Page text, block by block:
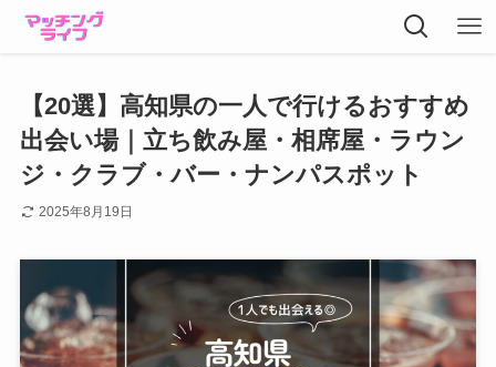
【20選】高知県の一人で行けるおすすめ
出会い場｜立ち飲み屋・相席屋・ラウン
ジ・クラブ・バー・ナンパスポット
2025年8月19日